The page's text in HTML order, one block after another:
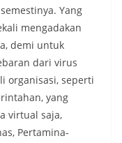
Yang
mengadakan
demi untuk
dari virus
organisasi, seperti
yang
virtual saja,
Pertamina-